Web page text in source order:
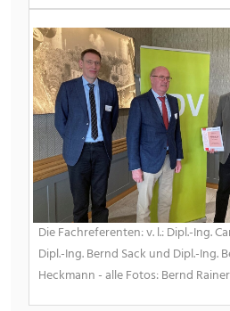
Die Fachreferenten: v. l.: Dipl.-Ing.
Dipl.-Ing. Bernd Sack und Dipl.-Ing.
Heckmann - alle Fotos: Bernd